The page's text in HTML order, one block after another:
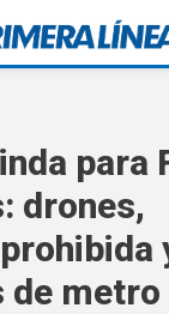
para
drones,
de